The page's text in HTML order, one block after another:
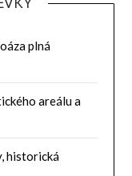
plná
areálu a
historická